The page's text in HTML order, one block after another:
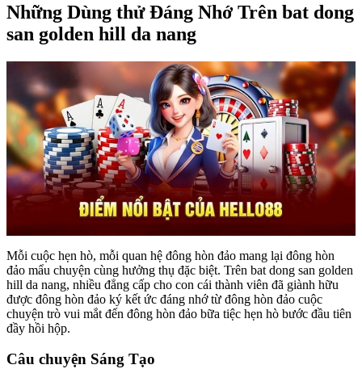
Những Dùng thử Đáng Nhớ Trên bat dong
san golden hill da nang
Mỗi cuộc hẹn hò, mỗi quan hệ đông hòn đảo mang lại đông hòn
đảo mẩu chuyện cùng hưởng thụ đặc biệt. Trên bat dong san golden
hill da nang, nhiều đẳng cấp cho con cái thành viên đã giành hữu
được đông hòn đảo ký kết ức đáng nhớ từ đông hòn đảo cuộc
chuyện trò vui mắt đến đông hòn đảo bữa tiệc hẹn hò bước đầu tiên
đầy hồi hộp.
Câu chuyện Sáng Tạo